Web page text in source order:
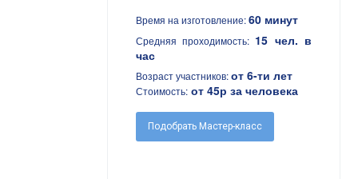
Время на изготовление:60 минут
Средняя проходимость: 15 чел. в
час
Возраст участников:от 6-ти лет
Стоимость: от 45р за человека
Подобрать Мастер-класс